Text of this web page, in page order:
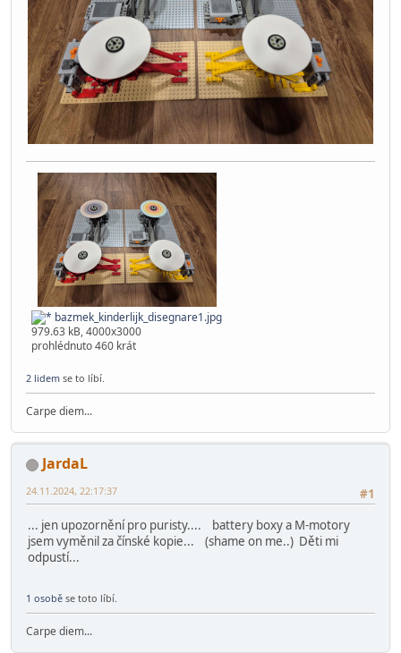
bazmek_kinderlijk_disegnare1.jpg
979.63 kB, 4000x3000
prohlédnuto 460 krát
2 lidem se to líbí.
Carpe diem...
JardaL
#1
24.11.2024, 22:17:37
... jen upozornění pro puristy.... battery boxy a M-motory
jsem vyměnil za čínské kopie... (shame on me..) Děti mi
odpustí...
1 osobě se toto líbí.
Carpe diem...